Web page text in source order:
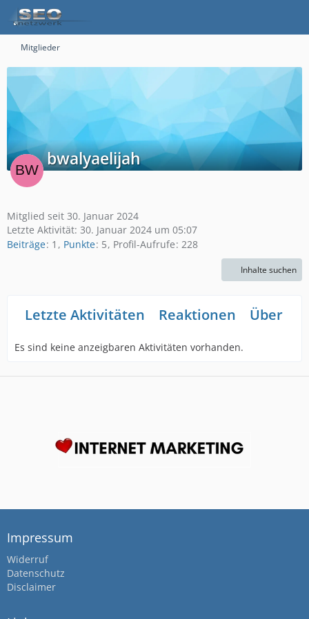
Mitglieder
bwalyaelijah
Mitglied seit 30. Januar 2024
Letzte Aktivität: 30. Januar 2024 um 05:07
Beiträge 1 Punkte 5 Profil-Aufrufe 228
Inhalte suchen
Letzte Aktivitäten Reaktionen Über
Es sind keine anzeigbaren Aktivitäten vorhanden.
Impressum
Widerruf
Datenschutz
Disclaimer